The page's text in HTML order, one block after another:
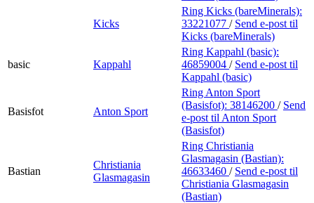
Kicks
Ring Kicks (bareMinerals):
33221077 / Send e-post til
Kicks (bareMinerals)
basic Kappahl
Ring Kappahl (basic):
46859004 / Send e-post til
Kappahl (basic)
Basisfot Anton Sport
Ring Anton Sport
(Basisfot): 38146200 / Send
e-post til Anton Sport
(Basisfot)
Bastian
Christiania
Glasmagasin
Ring Christiania
Glasmagasin (Bastian):
46633460 / Send e-post til
Christiania Glasmagasin
(Bastian)